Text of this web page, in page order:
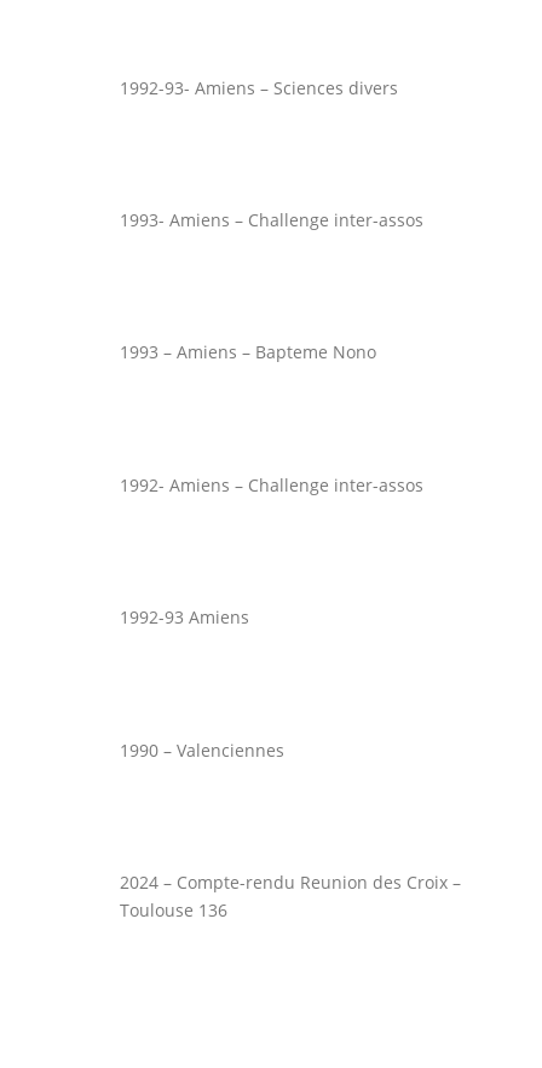
1992-93- Amiens – Sciences divers
1993- Amiens – Challenge inter-assos
1993 – Amiens – Bapteme Nono
1992- Amiens – Challenge inter-assos
1992-93 Amiens
1990 – Valenciennes
2024 – Compte-rendu Reunion des Croix –
Toulouse 136